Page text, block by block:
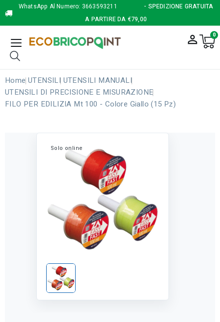
WhatsApp Al Numero: 3663593211
- SPEDIZIONE GRATUITA
A PARTIRE DA €79,00
person_outline 0
Home UTENSILI UTENSILI MANUALI
UTENSILI DI PRECISIONE E MISURAZIONE
FILO PER EDILIZIA Mt 100 - Colore Giallo (15 Pz)
Solo online